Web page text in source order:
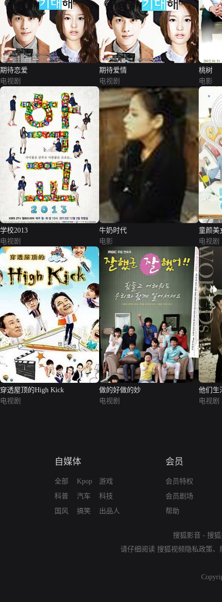
期待恋爱
电视剧
期待爱情
电视剧
桃树
电影
学校2013
电视剧
牛奶时代
电影
童颜美
电视剧
穿透屋顶的High Kick
电视剧
做的好做的妙
电视剧
他们生
电视剧
自媒体
全部
科普
国风
Kpop
汽车
搞笑
游戏
科技
出品人
会员
会员特权
会员剧场
帮助
搜狐影音 - 搜
请仔细阅读 搜狐视频隐私政策、